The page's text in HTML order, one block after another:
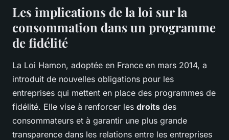
Les implications de la loi sur la
consommation dans un programme
de fidélité
La Loi Hamon, adoptée en France en mars 2014, a
introduit de nouvelles obligations pour les
entreprises qui mettent en place des programmes de
fidélité. Elle vise à renforcer les droits des
consommateurs et à garantir une plus grande
transparence dans les relations entre les entreprises